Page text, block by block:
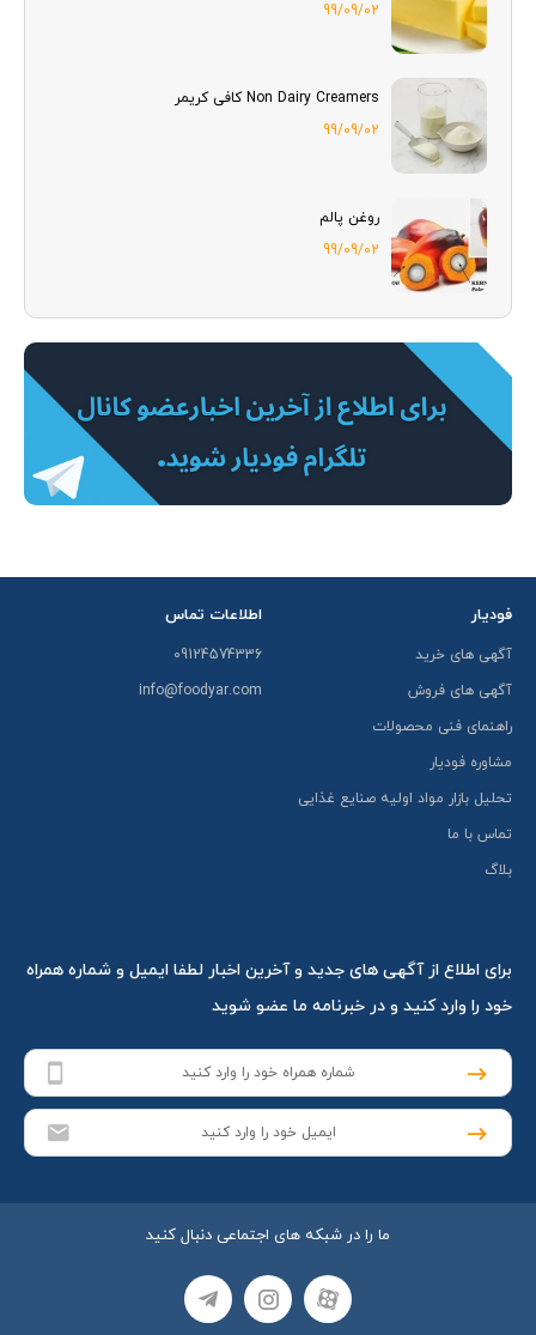
99/09/02
Non Dairy Creamers کافی کریمر
99/09/02
روغن پالم
99/09/02
فودیار
آگهی های خرید
آگهی های فروش
راهنمای فنی محصولات
مشاوره فودیار
تحلیل بازار مواد اولیه صنایع غذایی
تماس با ما
بلاگ
اطلاعات تماس
09124574336
info@foodyar.com
برای اطلاع از آگهی های جدید و آخرین اخبار لطفا ایمیل و شماره همراه
خود را وارد کنید و در خبرنامه ما عضو شوید
ما را در شبکه های اجتماعی دنبال کنید